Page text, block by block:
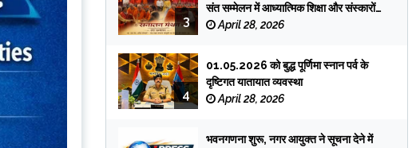
3
संत सम्मेलन में आध्यात्मिक शिक्षा और संस्कारों
पर जोर
April 28, 2026
4
01.05.2026 को बुद्ध पूर्णिमा स्नान पर्व के
दृष्टिगत यातायात व्यवस्था
April 28, 2026
भवनगणना शुरू, नगर आयुक्त ने सूचना देने में